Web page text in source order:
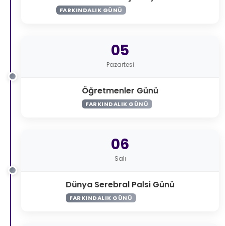
FARKINDALIK GÜNÜ
05
Pazartesi
Öğretmenler Günü
FARKINDALIK GÜNÜ
06
Salı
Dünya Serebral Palsi Günü
FARKINDALIK GÜNÜ